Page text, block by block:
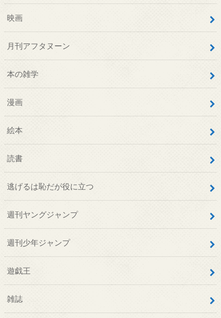
映画
月刊アフタヌーン
本の雑学
漫画
絵本
読書
逃げるは恥だが役に立つ
週刊ヤングジャンプ
週刊少年ジャンプ
遊戯王
雑誌